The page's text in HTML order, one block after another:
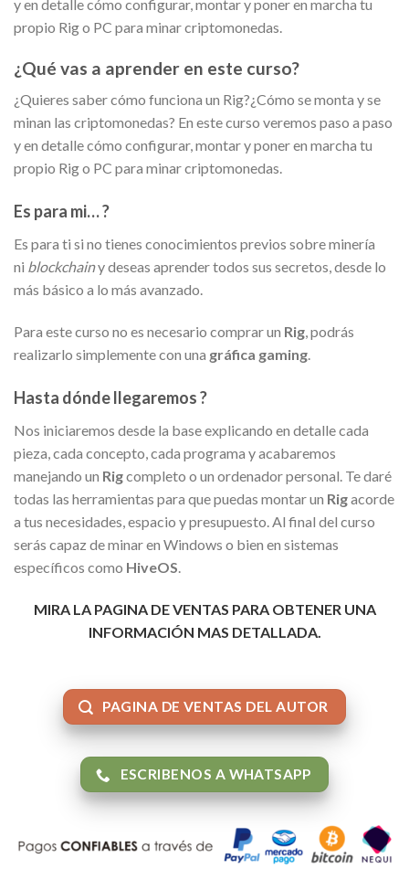
y en detalle cómo configurar, montar y poner en marcha tu
propio Rig o PC para minar criptomonedas.
¿Qué vas a aprender en este curso?
¿Quieres saber cómo funciona un Rig?¿Cómo se monta y se
minan las criptomonedas? En este curso veremos paso a paso
y en detalle cómo configurar, montar y poner en marcha tu
propio Rig o PC para minar criptomonedas.
Es para mi… ?
Es para ti si no tienes conocimientos previos sobre minería
ni blockchainy deseas aprender todos sus secretos, desde lo
más básico a lo más avanzado.
Para este curso no es necesario comprar un Rig, podrás
realizarlo simplemente con una gráfica gaming.
Hasta dónde llegaremos ?
Nos iniciaremos desde la base explicando en detalle cada
pieza, cada concepto, cada programa y acabaremos
manejando un Rigcompleto o un ordenador personal. Te daré
todas las herramientas para que puedas montar un Rigacorde
a tus necesidades, espacio y presupuesto. Al final del curso
serás capaz de minar en Windows o bien en sistemas
específicos como HiveOS
MIRA LA PAGINA DE VENTAS PARA OBTENER UNA
INFORMACIÓN MAS DETALLADA.
PAGINA DE VENTAS DEL AUTOR
ESCRIBENOS A WHATSAPP